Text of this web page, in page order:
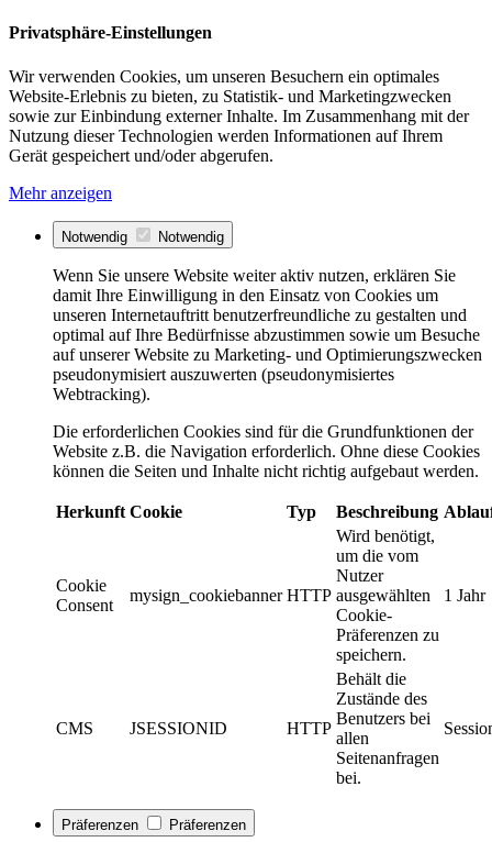
Privatsphäre-Einstellungen
Wir verwenden Cookies, um unseren Besuchern ein optimales
Website-Erlebnis zu bieten, zu Statistik- und Marketingzwecken
sowie zur Einbindung externer Inhalte. Im Zusammenhang mit der
Nutzung dieser Technologien werden Informationen auf Ihrem
Gerät gespeichert und/oder abgerufen.
Mehr anzeigen
Notwendig Notwendig
Wenn Sie unsere Website weiter aktiv nutzen, erklären Sie
damit Ihre Einwilligung in den Einsatz von Cookies um
unseren Internetauftritt benutzerfreundliche zu gestalten und
optimal auf Ihre Bedürfnisse abzustimmen sowie um Besuche
auf unserer Website zu Marketing- und Optimierungszwecken
pseudonymisiert auszuwerten (pseudonymisiertes
Webtracking).
Die erforderlichen Cookies sind für die Grundfunktionen der
Website z.B. die Navigation erforderlich. Ohne diese Cookies
können die Seiten und Inhalte nicht richtig aufgebaut werden.
Herkunft Cookie Typ Beschreibung
Cookie
Consent
mysign_cookiebanner HTTP
Wird benötigt,
um die vom
Nutzer
ausgewählten
Cookie-
Präferenzen zu
speichern.
1 Jahr
CMS JSESSIONID HTTP
Behält die
Zustände des
Benutzers bei
allen
Seitenanfragen
bei.
Präferenzen Präferenzen